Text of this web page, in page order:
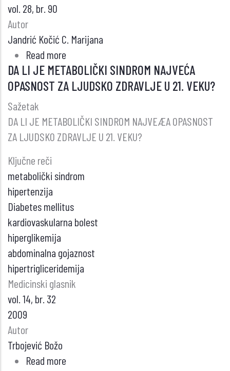
vol. 28, br. 90
Autor
Jandrić Kočić C. Marijana
Read more
UTICAJ
POLIFENOLA
RAZVOJ
ATEROSKLEROZE
DA LI JE METABOLIČKI SINDROM NAJVEĆA
OPASNOST ZA LJUDSKO ZDRAVLJE U 21. VEKU?
Sažetak
DA LI JE METABOLIČKI SINDROM NAJVEÆA OPASNOST
ZA LJUDSKO ZDRAVLJE U 21. VEKU?
Ključne reči
metabolički sindrom
hipertenzija
Diabetes mellitus
kardiovaskularna bolest
hiperglikemija
abdominalna gojaznost
hipertrigliceridemija
Medicinski glasnik
vol. 14, br. 32
2009
Autor
Trbojević Božo
Read more